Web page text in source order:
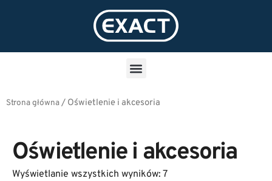
Strona główna/ Oświetlenie i akcesoria
Oświetlenie i akcesoria
Wyświetlanie wszystkich wyników: 7